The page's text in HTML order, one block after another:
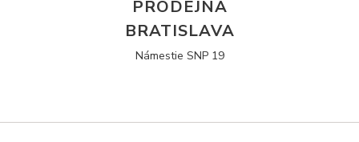
PRODEJNA
BRATISLAVA
Námestie SNP 19